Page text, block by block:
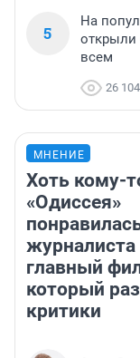
5
На
открыли
всем
26 104
МНЕНИЕ
Хоть кому-
«Одиссея»
журналиста
главный
который
критики